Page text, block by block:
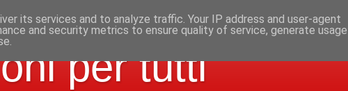
per tutti
its services and to analyze traffic. Your IP address and user-agent
and security metrics to ensure quality of service, generate usage